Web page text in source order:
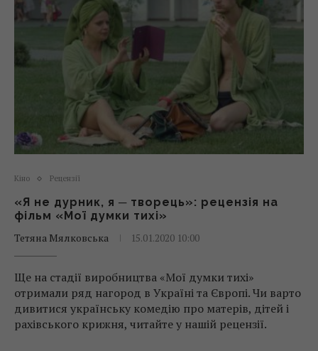
Кіно Рецензії
«Я не дурник, я ─ творець»: рецензія на
фільм «Мої думки тихі»
Тетяна Мялковська
15.01.2020 10:00
Ще на стадії виробництва «Мої думки тихі»
отримали ряд нагород в Україні та Європі. Чи варто
дивитися українську комедію про матерів, дітей і
рахівського крижня, читайте у нашій рецензії.